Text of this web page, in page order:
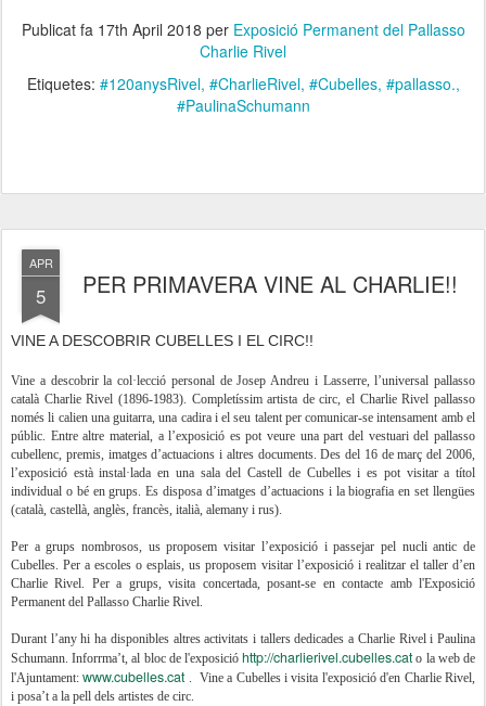
Publicat fa 17th April 2018 per Exposició Permanent del Pallasso
Charlie Rivel
Etiquetes: #120anysRivel #CharlieRivel #Cubelles #pallasso.
#PaulinaSchumann
APR
5 PER PRIMAVERA VINE AL CHARLIE!!
VINE A DESCOBRIR CUBELLES I EL CIRC!!
Vine a descobrir la col·lecció personal de Josep Andreu i Lasserre, l’universal pallasso
català Charlie Rivel (1896-1983). Completíssim artista de circ, el Charlie Rivel pallasso
només li calien una guitarra, una cadira i el seu talent per comunicar-se intensament amb el
públic. Entre altre material, a l’exposició es pot veure una part del vestuari del pallasso
cubellenc, premis, imatges d’actuacions i altres documents. Des del 16 de març del 2006,
l’exposició està instal·lada en una sala del Castell de Cubelles i es pot visitar a títol
individual o bé en grups. Es disposa d’imatges d’actuacions i la biografia en set llengües
(català, castellà, anglès, francès, italià, alemany i rus).
Per a grups nombrosos, us proposem visitar l’exposició i passejar pel nucli antic de
Cubelles. Per a escoles o esplais, us proposem visitar l’exposició i realitzar el taller d’en
Charlie Rivel. Per a grups, visita concertada, posant-se en contacte amb l'Exposició
Permanent del Pallasso Charlie Rivel.
Durant l’any hi ha disponibles altres activitats i tallers dedicades a Charlie Rivel i Paulina
Schumann. Inforrma’t, al bloc de l'exposició http://charlierivel.cubelles.cato la web de
l'Ajuntament:www.cubelles.cat. Vine a Cubelles i visita l'exposició d'en Charlie Rivel,
i posa’t a la pell dels artistes de circ.